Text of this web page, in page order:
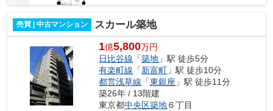
売買 | 中古マンション スカール築地
1億5,800万円
日比谷線 「築地 」駅 徒歩5分
有楽町線 「新富町 」駅 徒歩10分
都営浅草線 「東銀座 」駅 徒歩11分
築26年 / 13階建
東京都中央区築地６丁目